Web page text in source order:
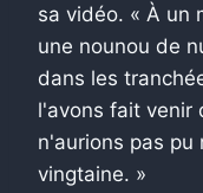
sa vidéo. « À un
une nounou de
dans les
l'avons fait venir
n'aurions pas pu
vingtaine. »